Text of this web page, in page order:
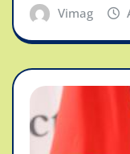
Vimag